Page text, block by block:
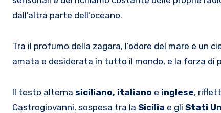
dall’altra parte dell’oceano.
Tra il profumo della zagara, l’odore del mare e un
amata e desiderata in tutto il mondo, e la forza di
Il testo alterna siciliano, italiano e inglese,
Castrogiovanni, sospesa tra la Sicilia e gli Stati